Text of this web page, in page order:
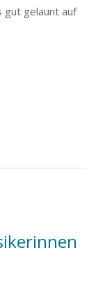
gut gelaunt auf